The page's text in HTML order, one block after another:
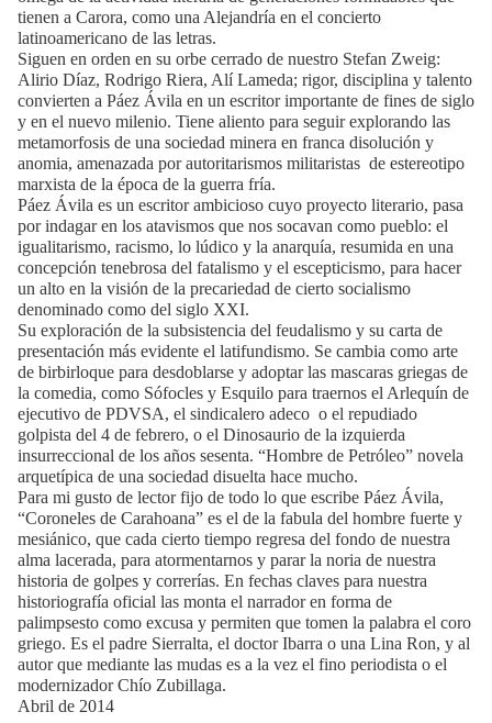
tienen a Carora, como una Alejandría en el concierto
latinoamericano de las letras.
Siguen en orden en su orbe cerrado de nuestro Stefan Zweig:
Alirio Díaz, Rodrigo Riera, Alí Lameda; rigor, disciplina y talento
convierten a Páez Ávila en un escritor importante de fines de siglo
y en el nuevo milenio. Tiene aliento para seguir explorando las
metamorfosis de una sociedad minera en franca disolución y
anomia, amenazada por autoritarismos militaristas de estereotipo
marxista de la época de la guerra fría.
Páez Ávila es un escritor ambicioso cuyo proyecto literario, pasa
por indagar en los atavismos que nos socavan como pueblo: el
igualitarismo, racismo, lo lúdico y la anarquía, resumida en una
concepción tenebrosa del fatalismo y el escepticismo, para hacer
un alto en la visión de la precariedad de cierto socialismo
denominado como del siglo XXI.
Su exploración de la subsistencia del feudalismo y su carta de
presentación más evidente el latifundismo. Se cambia como arte
de birbirloque para desdoblarse y adoptar las mascaras griegas de
la comedia, como Sófocles y Esquilo para traernos el Arlequín de
ejecutivo de PDVSA, el sindicalero adeco o el repudiado
golpista del 4 de febrero, o el Dinosaurio de la izquierda
insurreccional de los años sesenta. “Hombre de Petróleo” novela
arquetípica de una sociedad disuelta hace mucho.
Para mi gusto de lector fijo de todo lo que escribe Páez Ávila,
“Coroneles de Carahoana” es el de la fabula del hombre fuerte y
mesiánico, que cada cierto tiempo regresa del fondo de nuestra
alma lacerada, para atormentarnos y parar la noria de nuestra
historia de golpes y correrías. En fechas claves para nuestra
historiografía oficial las monta el narrador en forma de
palimpsesto como excusa y permiten que tomen la palabra el coro
griego. Es el padre Sierralta, el doctor Ibarra o una Lina Ron, y al
autor que mediante las mudas es a la vez el fino periodista o el
modernizador Chío Zubillaga.
Abril de 2014